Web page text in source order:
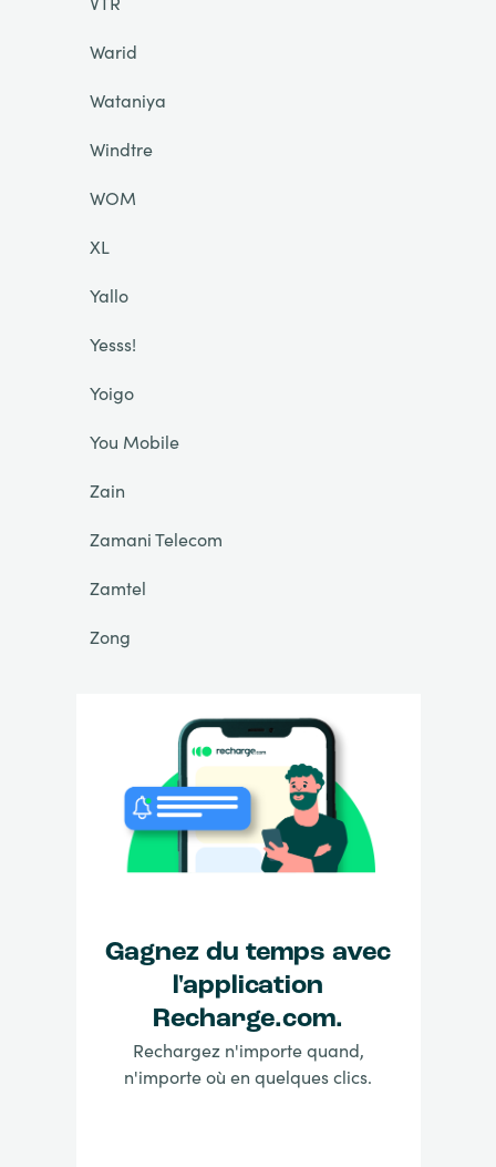
Warid
Wataniya
Windtre
WOM
XL
Yallo
Yesss!
Yoigo
You Mobile
Zain
Zamani Telecom
Zamtel
Zong
Gagnez du temps avec
l'application
Recharge.com.
Rechargez n'importe quand,
n'importe où en quelques clics.